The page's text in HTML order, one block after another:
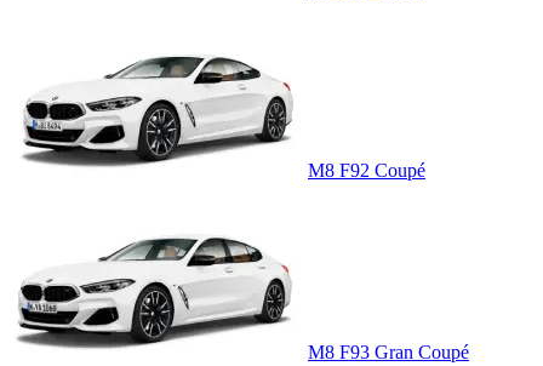
M8 F92 Coupé
M8 F93 Gran Coupé